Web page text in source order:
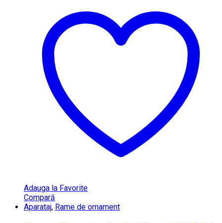
Adauga la Favorite
Compară
Aparataj, Rame de ornament